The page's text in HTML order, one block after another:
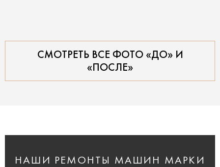
СМОТРЕТЬ ВСЕ ФОТО «ДО» И
«ПОСЛЕ»
НАШИ РЕМОНТЫ МАШИН МАРКИ